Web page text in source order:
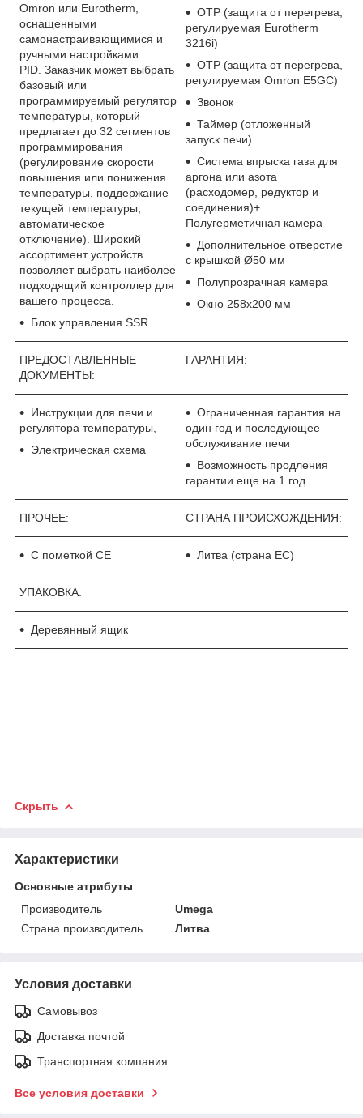
Omron или Eurotherm,
оснащенными
самонастраивающимися и
ручными настройками
PID. Заказчик может выбрать
базовый или
программируемый регулятор
температуры, который
предлагает до 32 сегментов
программирования
(регулирование скорости
повышения или понижения
температуры, поддержание
текущей температуры,
автоматическое
отключение). Широкий
ассортимент устройств
позволяет выбрать наиболее
подходящий контроллер для
вашего процесса.
Блок управления SSR.
OTP (защита от перегрева,
регулируемая Eurotherm
3216i)
OTP (защита от перегрева,
регулируемая Omron E5GC)
Звонок
Таймер (отложенный
запуск печи)
Система впрыска газа для
аргона или азота
(расходомер, редуктор и
соединения)+
Полугерметичная камера
Дополнительное отверстие
с крышкой Ø50 мм
Полупрозрачная камера
Окно 258x200 мм
ПРЕДОСТАВЛЕННЫЕ
ДОКУМЕНТЫ:
ГАРАНТИЯ:
Инструкции для печи и
регулятора температуры,
Электрическая схема
Ограниченная гарантия на
один год и последующее
обслуживание печи
Возможность продления
гарантии еще на 1 год
ПРОЧЕЕ: СТРАНА ПРОИСХОЖДЕНИЯ:
С пометкой CE Литва (страна ЕС)
УПАКОВКА:
Деревянный ящик
Скрыть
Характеристики
Основные атрибуты
Производитель
Umega
Страна производитель
Литва
Условия доставки
Самовывоз
Доставка почтой
Транспортная компания
Все условия доставки